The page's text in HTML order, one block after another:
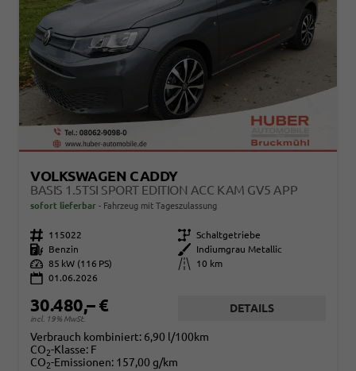
VOLKSWAGEN CADDY
BASIS 1.5TSI SPORT EDITION ACC KAM GV5 APP
sofort lieferbar Fahrzeug mit Tageszulassung
Fahrzeugnr. 115022 Getriebe Schaltgetriebe
Kraftstoff
Benzin Außenfarbe
Indiumgrau Metallic
Leistung 85 kW (116 PS) Kilometerstand
10 km
01.06.2026
30.480,– €
incl. 19% MwSt.
DETAILS
Verbrauch kombiniert: 6,90 l/100km
CO2-Klasse: F
CO2-Emissionen: 157,00 g/km